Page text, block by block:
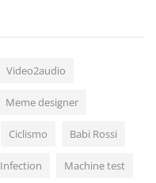
Video2audio
Meme designer
Ciclismo Babi Rossi
Infection Machine test